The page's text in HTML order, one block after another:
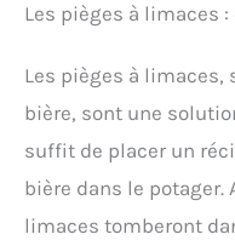
Les pièges à limaces
Les pièges à limaces,
bière, sont une
suffit de placer un
bière dans le potager.
limaces tomberont